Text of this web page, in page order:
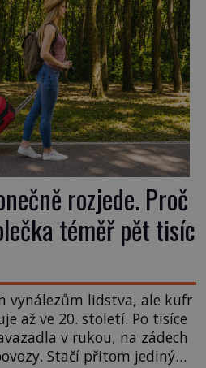
pití po celém […]
rozjede. Proč
téměř pět tisíc
vynálezům lidstva, ale kufr
až ve 20. století. Po tisíce
v rukou, na zádech
Stačí přitom jediný